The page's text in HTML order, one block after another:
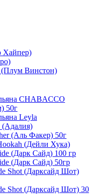
Хайпер)
(Плум Винстон)
CHABACCO
50г
Leyla
(Адалия)
(Аль Факер) 50г
(Дейли Хука)
(Дарк Сайд) 100 гр
(Дарк Сайд) 50гр
Shot (Дарксайд Шот)
Shot (Дарксайд Шот) 30